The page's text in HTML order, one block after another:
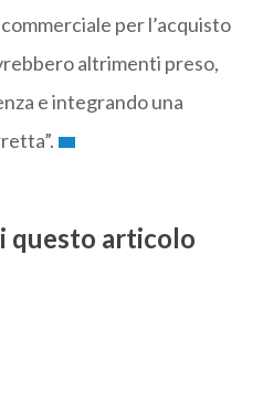
per l’acquisto
altrimenti preso,
e integrando una
questo articolo